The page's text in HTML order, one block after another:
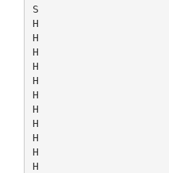
S
H
H
H
H
H
H
H
H
H
H
H